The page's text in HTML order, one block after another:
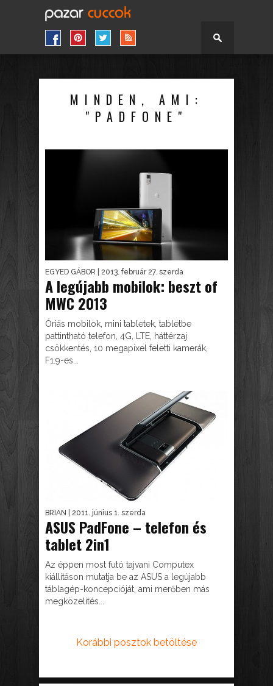
MINDEN, AMI:
"PADFONE"
EGYED GÁBOR | 2013. február 27. szerda
A legújabb mobilok: beszt of
MWC 2013
Óriás mobilok, mini tabletek, tabletbe
pattintható telefon, 4G, LTE, háttérzaj
csökkentés, 10 megapixel feletti kamerák,
F1.9-es...
BRIAN | 2011. június 1. szerda
ASUS PadFone – telefon és
tablet 2in1
Az éppen most futó tajvani Computex
kiállításon mutatja be az ASUS a legújabb
táblagép-koncepcióját, ami merőben más
megközelítés...
Korábbi posztok betöltése